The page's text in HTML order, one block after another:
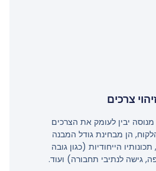
צרכים
מנוסה יבין לעומק את הצרכים
הן מבחינת גודל המבנה
הייחודיות (כגון גובה
גישה לנתיבי תחבורה) ועוד.